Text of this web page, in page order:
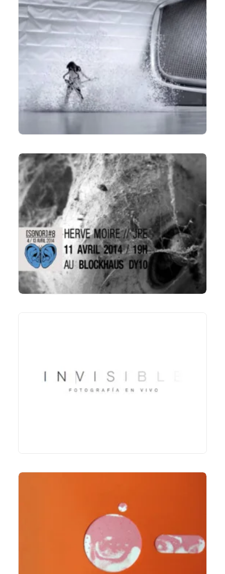
LIRE LA SUITE
LIRE LA SUITE
LIRE LA SUITE